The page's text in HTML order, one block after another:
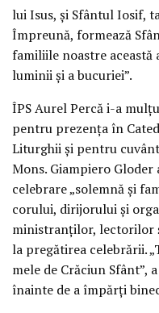
lui Isus, și Sfântul Iosif,
Împreună, formează
familiile noastre această
luminii și a bucuriei”.
ÎPS Aurel Percă i-a
pentru prezența în
Liturghii și pentru
Mons. Giampiero
celebrare „solemnă și
corului, dirijorului și
ministranților, lectorilor
la pregătirea celebrării.
mele de Crăciun Sfânt”,
înainte de a împărți